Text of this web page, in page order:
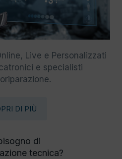
Live e Personalizzati
e specialisti
DI PIÙ
di
tecnica?